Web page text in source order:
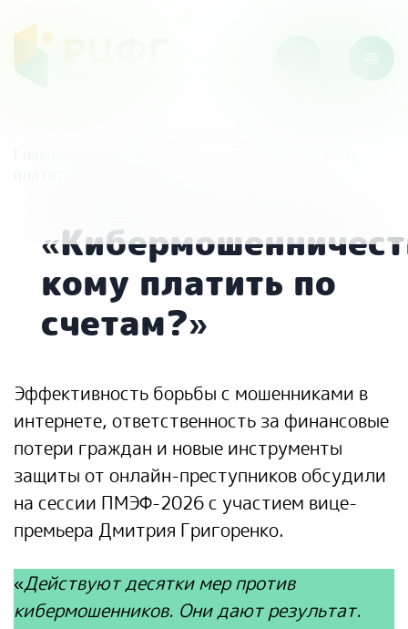
кому платить по
счетам?»
Эффективность борьбы с мошенниками в
интернете, ответственность за финансовые
потери граждан и новые инструменты
защиты от онлайн-преступников обсудили
на сессии ПМЭФ-2026 с участием вице-
премьера Дмитрия Григоренко.
«Действуют десятки мер против
кибермошенников. Они дают результат.